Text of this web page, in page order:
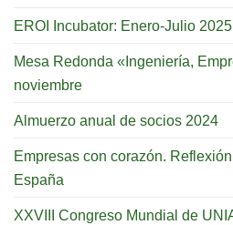
EROI Incubator: Enero-Julio 2025
Mesa Redonda «Ingeniería,
noviembre
Almuerzo anual de socios 2024
Empresas con corazón.
España
XXVIII Congreso Mundial de